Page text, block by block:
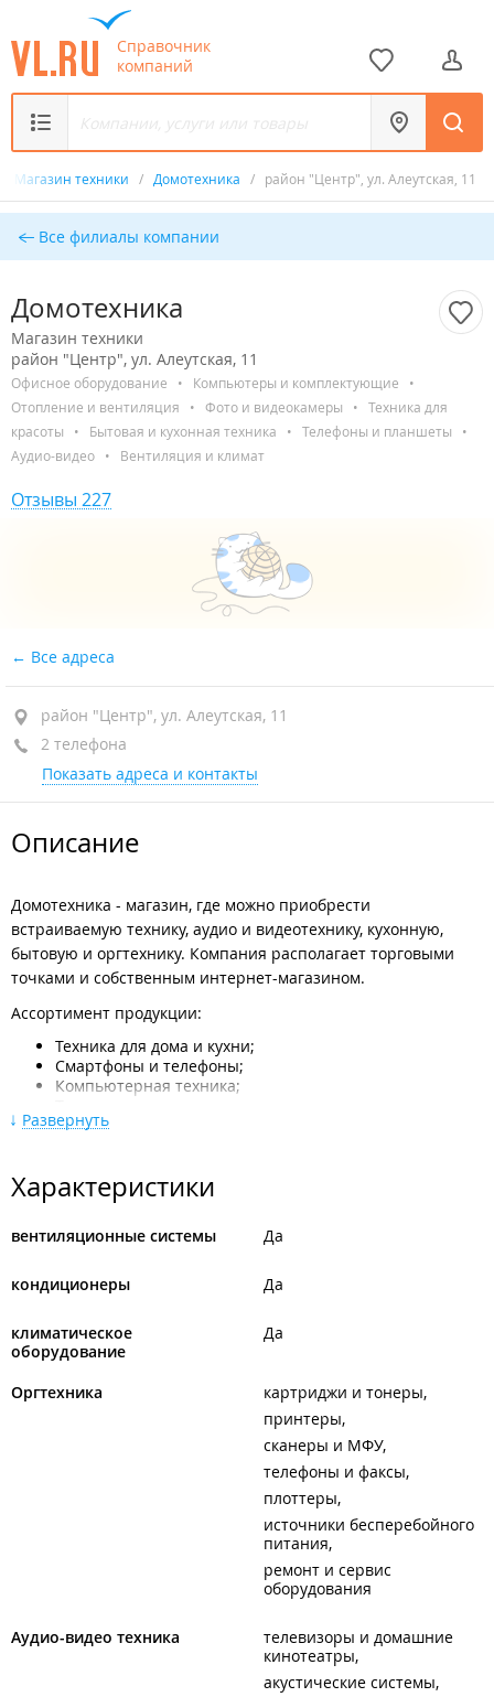
Справочник
компаний
Магазин техники / Домотехника / район "Центр", ул. Алеутская, 11
Все филиалы компании
Домотехника
Магазин техники
район "Центр", ул. Алеутская, 11
Офисное оборудование • Компьютеры и комплектующие
•
Отопление и вентиляция
• Фото и видеокамеры •
Техника для
красоты
• Бытовая и кухонная техника • Телефоны и планшеты
•
Аудио-видео
• Вентиляция и климат
Отзывы 227
Все адреса
район "Центр", ул. Алеутская, 11
2 телефона
Показать адреса и контакты
Описание
Домотехника - магазин, где можно приобрести
встраиваемую технику, аудио и видеотехнику, кухонную,
бытовую и оргтехнику. Компания располагает торговыми
точками и собственным интернет-магазином.
Ассортимент продукции:
Техника для дома и кухни;
Смартфоны и телефоны;
Компьютерная техника;
Фото и видеокамеры, аудиотехника;
Товары для красоты и здоровья;
Игры и развлечения;
Бытовая химия.
Оплата товара, приобретенного в интернет-
курьеру-экспедитору, доставившему товар. Оплата
производится в российских рублях, валюта других стран не
выдать кассовый чек и договор купли-продажи. Для заказа
товара необходимо авторизоваться на сайте.
Развернуть
Характеристики
вентиляционные системы Да
кондиционеры Да
климатическое
оборудование
Да
Оргтехника
картриджи и тонеры
принтеры
сканеры и МФУ
телефоны и факсы
плоттеры
источники бесперебойного
питания
ремонт и сервис
оборудования
Аудио-видео техника
телевизоры и домашние
кинотеатры
акустические системы